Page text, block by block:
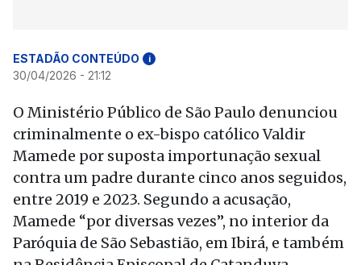
ESTADÃO CONTEÚDO i
30/04/2026 - 21:12
O Ministério Público de São Paulo denunciou
criminalmente o ex-bispo católico Valdir
Mamede por suposta importunação sexual
contra um padre durante cinco anos seguidos,
entre 2019 e 2023. Segundo a acusação,
Mamede “por diversas vezes”, no interior da
Paróquia de São Sebastião, em Ibirá, e também